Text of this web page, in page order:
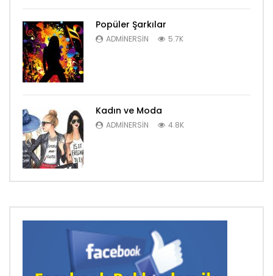
Popüler Şarkılar
ADMINERSIN 5.7K
Kadın ve Moda
ADMINERSIN 4.8K